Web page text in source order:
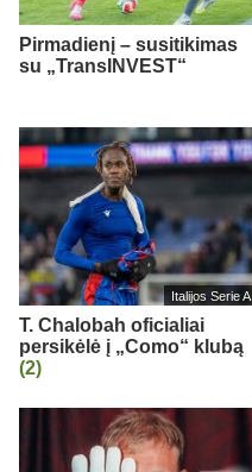
Pirmadienį – susitikimas
su „TransINVEST“
Italijos Serie A
T. Chalobah oficialiai
persikėlė į „Como“ klubą
(2)